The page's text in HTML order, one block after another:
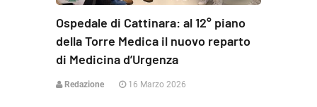
Ospedale di Cattinara: al 12° piano
della Torre Medica il nuovo reparto
di Medicina d’Urgenza
Redazione 16 Marzo 2026